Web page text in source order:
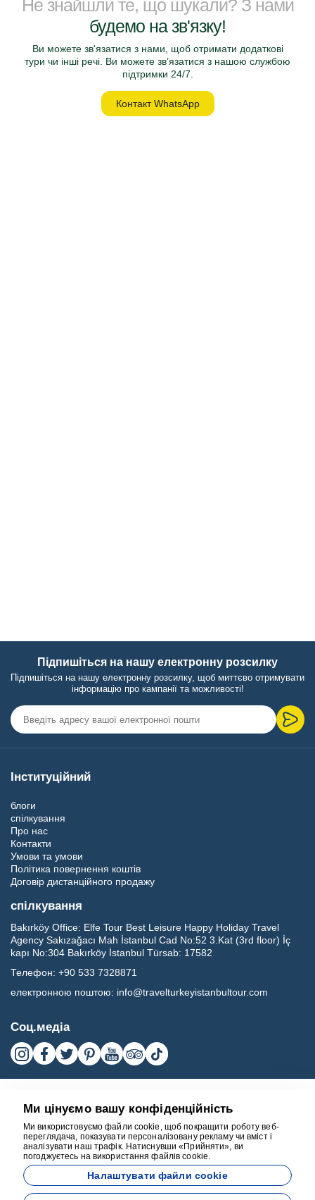
Не знайшли те, що шукали? З нами
будемо на зв'язку!
Ви можете зв'язатися з нами, щоб отримати додаткові
тури чи інші речі. Ви можете зв’язатися з нашою службою
підтримки 24/7.
Контакт WhatsApp
Підпишіться на нашу електронну розсилку
Підпишіться на нашу електронну розсилку, щоб миттєво отримувати
інформацію про кампанії та можливості!
Інституційний
блоги
спілкування
Про нас
Контакти
Умови та умови
Політика повернення коштів
Договір дистанційного продажу
спілкування
Bakırköy Office: Elfe Tour Best Leisure Happy Holiday Travel
Agency Sakızağacı Mah İstanbul Cad No:52 3.Kat (3rd floor) İç
kapı No:304 Bakırköy İstanbul Türsab: 17582
Телефон: +90 533 7328871
електронною поштою: info@travelturkeyistanbultour.com
Соц.медіа
BEST LEISURE HAPPY HOLIDAY TRAVEL AGENCY - 17582
Ми цінуємо вашу конфіденційність
Ми використовуємо файли cookie, щоб покращити роботу веб-
переглядача, показувати персоналізовану рекламу чи вміст і
аналізувати наш трафік. Натиснувши «Прийняти», ви
погоджуєтесь на використання файлів cookie.
Налаштувати файли cookie